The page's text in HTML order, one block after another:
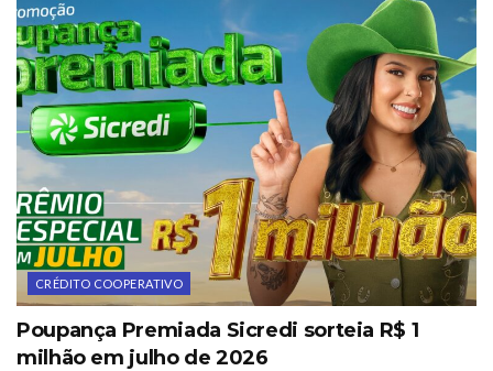
CRÉDITO COOPERATIVO
Poupança Premiada Sicredi sorteia R$ 1
milhão em julho de 2026